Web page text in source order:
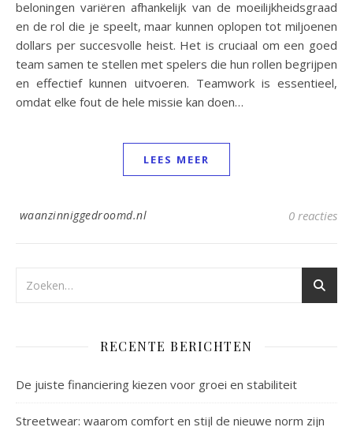
beloningen variëren afhankelijk van de moeilijkheidsgraad
en de rol die je speelt, maar kunnen oplopen tot miljoenen
dollars per succesvolle heist. Het is cruciaal om een goed
team samen te stellen met spelers die hun rollen begrijpen
en effectief kunnen uitvoeren. Teamwork is essentieel,
omdat elke fout de hele missie kan doen…
LEES MEER
waanzinniggedroomd.nl 0 reacties
RECENTE BERICHTEN
De juiste financiering kiezen voor groei en stabiliteit
Streetwear: waarom comfort en stijl de nieuwe norm zijn